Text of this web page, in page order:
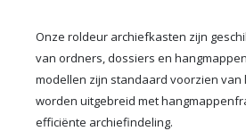
Onze roldeur archiefkasten zijn
van ordners, dossiers en
modellen zijn standaard voorzien
worden uitgebreid met
efficiënte archiefindeling.